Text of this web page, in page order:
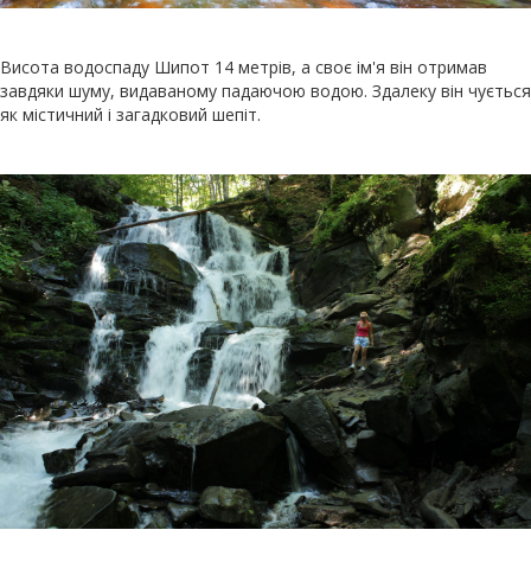
Висота водоспаду Шипот 14 метрів, а своє ім'я він отримав
завдяки шуму, видаваному падаючою водою. Здалеку він чується
як містичний і загадковий шепіт.